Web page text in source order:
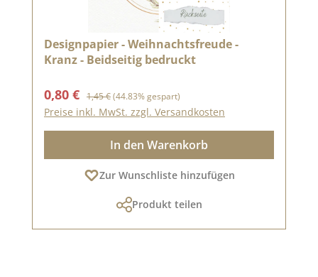
Designpapier - Weihnachtsfreude -
Kranz - Beidseitig bedruckt
Verkaufspreis:
0,80 € Regulärer Preis:
1,45 €(44.83% gespart)
Preise inkl. MwSt. zzgl. Versandkosten
In den Warenkorb
Zur Wunschliste hinzufügen
Produkt teilen